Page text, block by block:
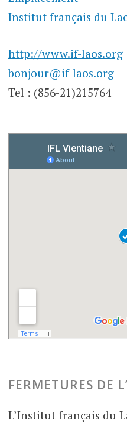
Institut français du
http://www.if-laos.org
bonjour@if-laos.org
Tel : (856-21)215764
FERMETURES DE
L’Institut français du